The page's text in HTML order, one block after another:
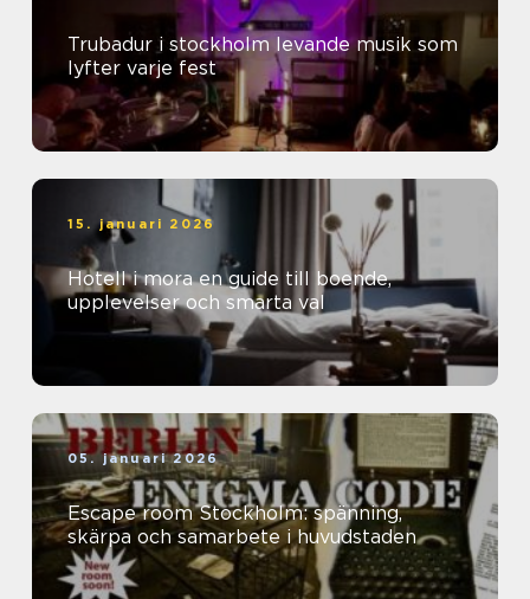
Trubadur i stockholm levande musik som
lyfter varje fest
15. januari 2026
Hotell i mora en guide till boende,
upplevelser och smarta val
05. januari 2026
Escape room Stockholm: spänning,
skärpa och samarbete i huvudstaden